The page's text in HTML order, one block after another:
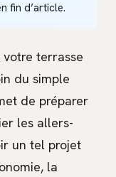
fin d’article.
terrasse
du simple
de préparer
les allers-
un tel projet
la